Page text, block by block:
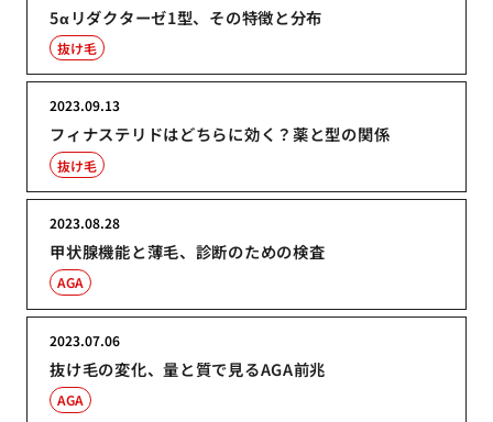
5αリダクターゼ1型、その特徴と分布
抜け毛
フィナステリドはどちらに効く？薬と型の関係
2023.09.13
抜け毛
甲状腺機能と薄毛、診断のための検査
2023.08.28
AGA
抜け毛の変化、量と質で見るAGA前兆
2023.07.06
AGA